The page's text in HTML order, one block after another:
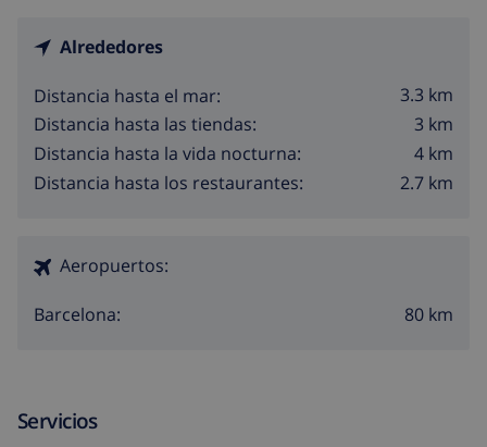
Alrededores
Distancia hasta el mar:
3.3 km
Distancia hasta las tiendas:
3 km
Distancia hasta la vida nocturna:
4 km
Distancia hasta los restaurantes:
2.7 km
Aeropuertos:
Barcelona: 80 km
Servicios